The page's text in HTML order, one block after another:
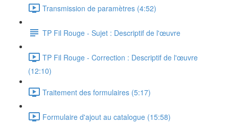
Transmission de paramètres (4:52)
TP Fil Rouge - Sujet : Descriptif de l'œuvre
TP Fil Rouge - Correction : Descriptif de l'œuvre
(12:10)
Traitement des formulaires (5:17)
Formulaire d'ajout au catalogue (15:58)